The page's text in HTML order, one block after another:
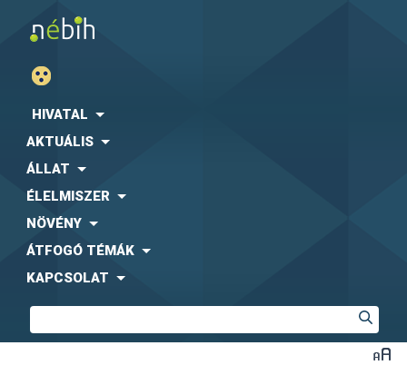
HIVATAL
AKTUÁLIS
ÁLLAT
ÉLELMISZER
NÖVÉNY
ÁTFOGÓ TÉMÁK
KAPCSOLAT